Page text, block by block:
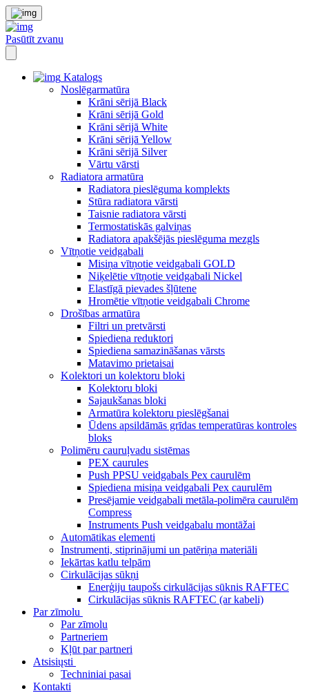
Pasūtīt zvanu
Katalogs
Noslēgarmatūra
Krāni sērijā Black
Krāni sērijā Gold
Krāni sērijā White
Krāni sērijā Yellow
Krāni sērijā Silver
Vārtu vārsti
Radiatora armatūra
Radiatora pieslēguma komplekts
Stūra radiatora vārsti
Taisnie radiatora vārsti
Termostatiskās galviņas
Radiatora apakšējās pieslēguma mezgls
Vītņotie veidgabali
Misiņa vītņotie veidgabali GOLD
Niķelētie vītņotie veidgabali Nickel
Elastīgā pievades šļūtene
Hromētie vītņotie veidgabali Chrome
Drošības armatūra
Filtri un pretvārsti
Spiediena reduktori
Spiediena samazināšanas vārsts
Matavimo prietaisai
Kolektori un kolektoru bloki
Kolektoru bloki
Sajaukšanas bloki
Armatūra kolektoru pieslēgšanai
Ūdens apsildāmās grīdas temperatūras kontroles
bloks
Polimēru cauruļvadu sistēmas
PEX caurules
Push PPSU veidgabals Pex caurulēm
Spiediena misiņa veidgabali Pex caurulēm
Presējamie veidgabali metāla-polimēra caurulēm
Compress
Instruments Push veidgabalu montāžai
Automātikas elementi
Instrumenti, stiprinājumi un patēriņa materiāli
Iekārtas katlu telpām
Cirkulācijas sūkņi
Enerģiju taupošs cirkulācijas sūknis RAFTEC
Cirkulācijas sūknis RAFTEC (ar kabeli)
Par zīmolu
Par zīmolu
Partneriem
Kļūt par partneri
Atsisiųsti
Techniniai pasai
Kontakti